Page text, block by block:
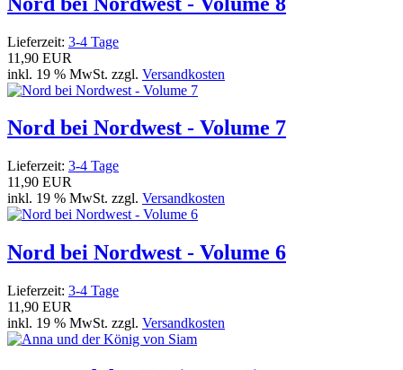
Lieferzeit: 3-4 Tage
11,90 EUR
inkl. 19 % MwSt. zzgl. Versandkosten
Nord bei Nordwest - Volume 7
Lieferzeit: 3-4 Tage
11,90 EUR
inkl. 19 % MwSt. zzgl. Versandkosten
Nord bei Nordwest - Volume 6
Lieferzeit: 3-4 Tage
11,90 EUR
inkl. 19 % MwSt. zzgl. Versandkosten